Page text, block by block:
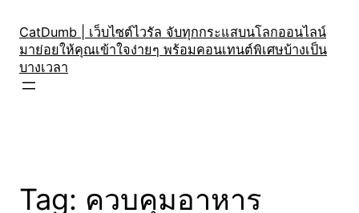
content
CatDumb | เว็บไซต์ไวรัล จับทุกกระแสบนโลกออนไลน์
มาย่อยให้คุณเข้าใจง่ายๆ พร้อมคอนเทนต์พิเศษบ้างเป็น
บางเวลา
Tag: ควบคุมอาหาร